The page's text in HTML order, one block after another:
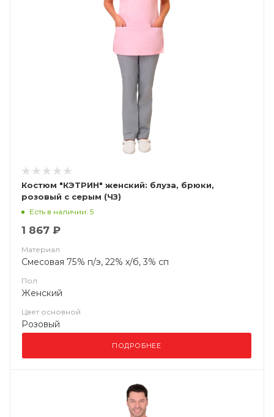
Костюм "КЭТРИН" женский: блуза, брюки,
розовый с серым (ЧЗ)
Есть в наличии: 5
1 867 ₽
Материал
Смесовая 75% п/э, 22% х/б, 3% сп
Пол
Женский
Цвет основной
Розовый
ПОДРОБНЕЕ